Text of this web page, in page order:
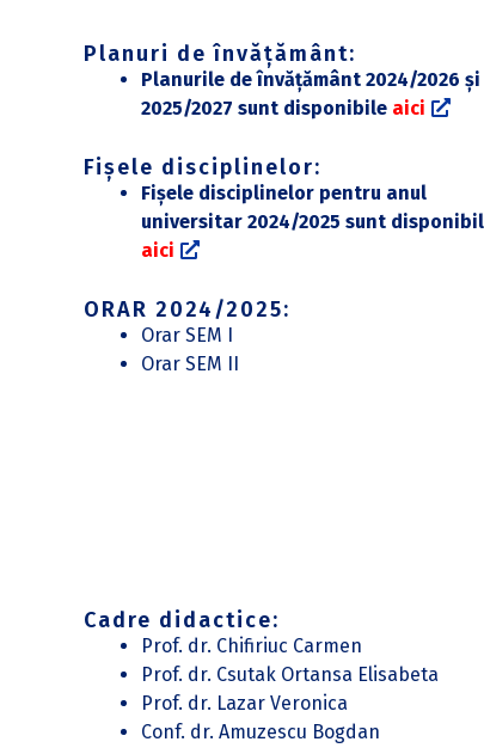
Planuri de învățământ:
Planurile de învățământ 2024/2026 și
2025/2027 sunt disponibile aici
Fișele disciplinelor:
Fișele disciplinelor pentru anul
universitar 2024/2025 sunt
aici
ORAR 2024/2025:
Orar SEM I
Orar SEM II
Cadre didactice:
Prof. dr. Chifiriuc Carmen
Prof. dr. Csutak Ortansa Elisabeta
Prof. dr. Lazar Veronica
Conf. dr. Amuzescu Bogdan